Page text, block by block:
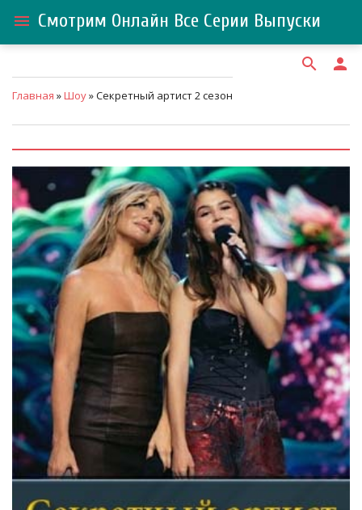
menu Смотрим Онлайн Все Серии Выпуски
search person
Главная »Шоу» Секретный артист 2 сезон